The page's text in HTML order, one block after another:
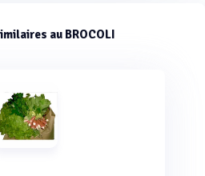
au BROCOLI